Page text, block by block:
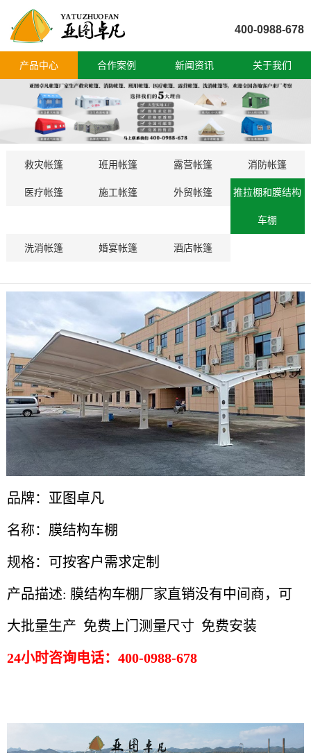
400-0988-678
产品中心 合作案例 新闻资讯 关于我们
救灾帐篷 班用帐篷 露营帐篷 消防帐篷
医疗帐篷 施工帐篷 外贸帐篷 推拉棚和膜结构
车棚
洗消帐篷 婚宴帐篷 酒店帐篷
品牌：亚图卓凡
名称：膜结构车棚
规格：可按客户需求定制
产品描述: 膜结构车棚厂家直销没有中间商，可
大批量生产 免费上门测量尺寸 免费安装
24小时咨询电话：400-0988-678